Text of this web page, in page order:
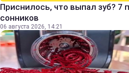
Приснилось, что выпал зуб? 7
сонников
06 августа 2026, 14:21